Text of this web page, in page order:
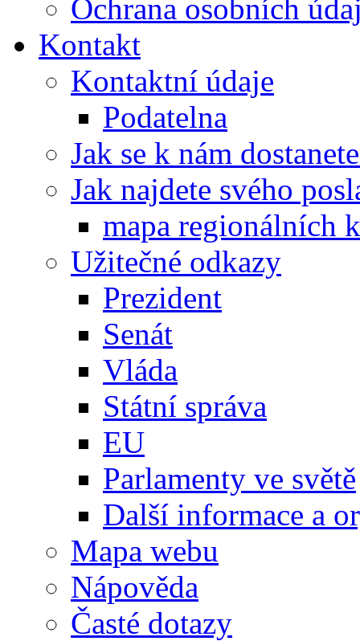
Ochrana osobních
Kontakt
Kontaktní údaje
Podatelna
Jak se k nám
Jak najdete svého
mapa regionálních
Užitečné odkazy
Prezident
Senát
Vláda
Státní správa
EU
Parlamenty ve světě
Další informace a
Mapa webu
Nápověda
Časté dotazy